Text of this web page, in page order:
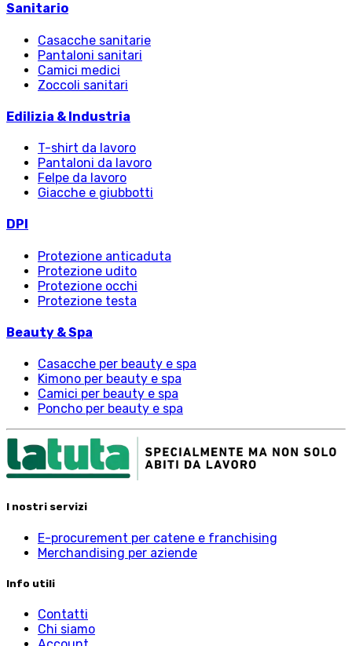
Sanitario
Casacche sanitarie
Pantaloni sanitari
Camici medici
Zoccoli sanitari
Edilizia & Industria
T-shirt da lavoro
Pantaloni da lavoro
Felpe da lavoro
Giacche e giubbotti
DPI
Protezione anticaduta
Protezione udito
Protezione occhi
Protezione testa
Beauty & Spa
Casacche per beauty e spa
Kimono per beauty e spa
Camici per beauty e spa
Poncho per beauty e spa
I nostri servizi
E-procurement per catene e franchising
Merchandising per aziende
Info utili
Contatti
Chi siamo